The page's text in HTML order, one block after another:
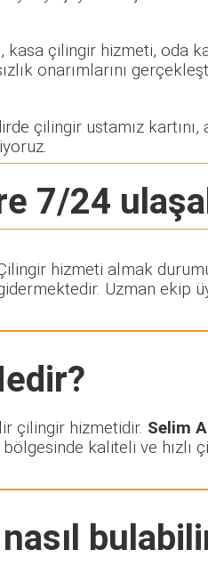
çilingir hizmeti, oda
onarımlarını
çilingir ustamız kartını,
7/24
hizmeti almak
Uzman ekip
çilingir hizmetidir. Selim
bölgesinde kaliteli ve hızlı